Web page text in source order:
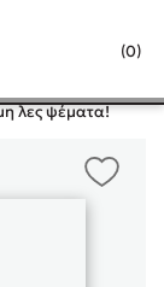
(0)
Κλείσιμο
λες ψέματα!